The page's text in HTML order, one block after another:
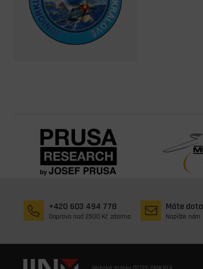
+420 603 494 778
Doprava nad 2500 Kč zdarma
Máte
Napište nám